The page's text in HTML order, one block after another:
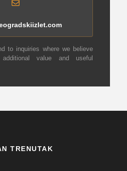
to inquiries where we believe
value and useful
TRENUTAK